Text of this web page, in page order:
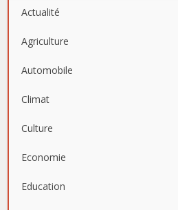
Actualité
Agriculture
Automobile
Climat
Culture
Economie
Education